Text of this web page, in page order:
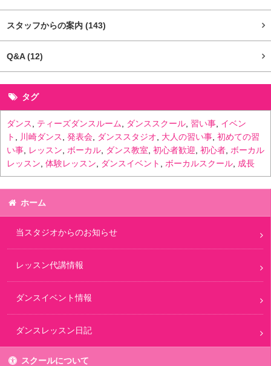
スタッフからの案内 (143)
Q&A(12)
タグ
ダンス ティーズダンスルーム ダンススクール 習い事 イベン
ト
川崎ダンス 発表会 ダンススタジオ 大人の習い事 初めての習
い事
レッスン ボーカル ダンス教室 初心者歓迎 初心者 ボーカル
レッスン 体験レッスン ダンスイベント ボーカルスクール 成長
ホーム
当スタジオからのお知らせ
レッスン代講情報
ダンスイベント情報
ダンスレッスン日記
スクールについて